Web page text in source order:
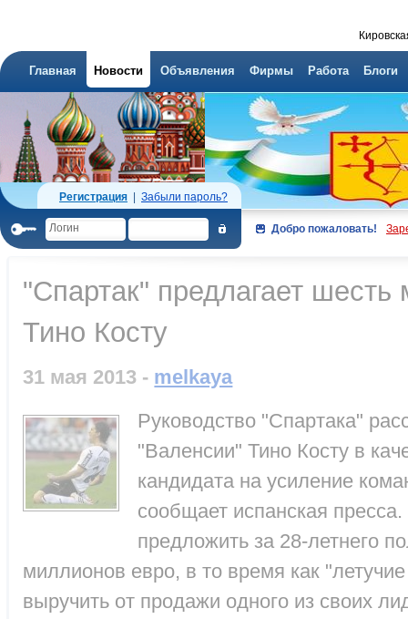
Главная Новости Объявления Фирмы Работа Блоги
Регистрация Забыли пароль?
Добро пожаловать!
"Спартак" предлагает
Тино Косту
31 мая 2013 - melkaya
Руководство "Спартака"
"Валенсии" Тино Косту в
кандидата на усиление
сообщает испанская
предложить за 28-летнего
миллионов евро, в то время как
выручить от продажи одного из своих